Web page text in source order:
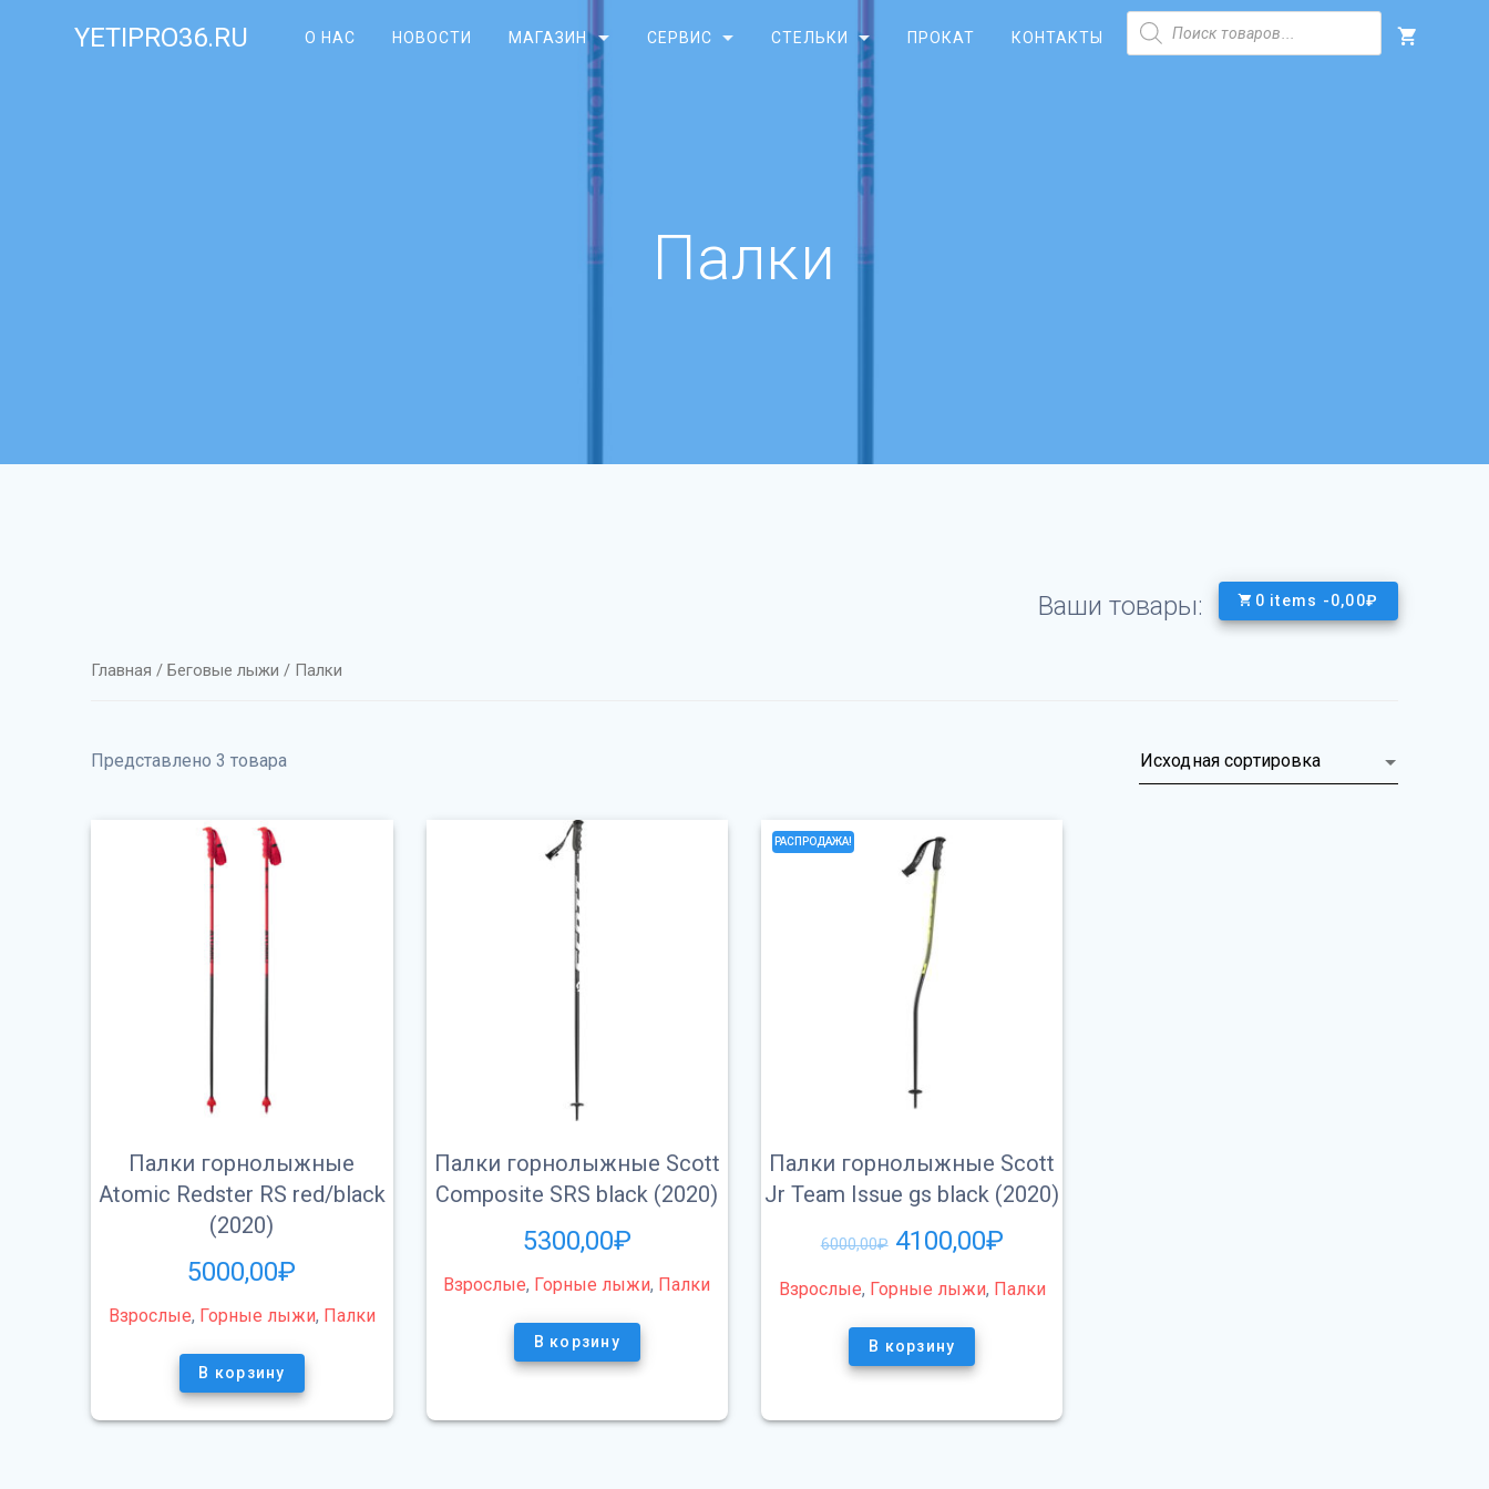
YETIPRO36.RU О НАС НОВОСТИ МАГАЗИН СЕРВИС СТЕЛЬКИ ПРОКАТ КОНТАКТЫ
Поиск
товаров
Палки
Ваши товары: 0 items -0,00₽
Главная / Беговые лыжи / Палки
Представлено 3 товара
Палки горнолыжные
Atomic Redster RS red/black
(2020)
5000,00₽
Взрослые, Горные лыжи, Палки
В корзину
Палки горнолыжные Scott
Composite SRS black (2020)
5300,00₽
Взрослые, Горные лыжи, Палки
В корзину
РАСПРОДАЖА!
Палки горнолыжные Scott
Jr Team Issue gs black (2020)
6000,00₽ 4100,00₽
Взрослые, Горные лыжи, Палки
В корзину